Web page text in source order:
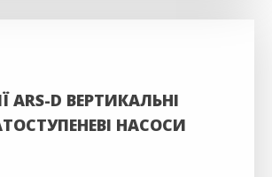
ARS-D ВЕРТИКАЛЬНІ
НАСОСИ